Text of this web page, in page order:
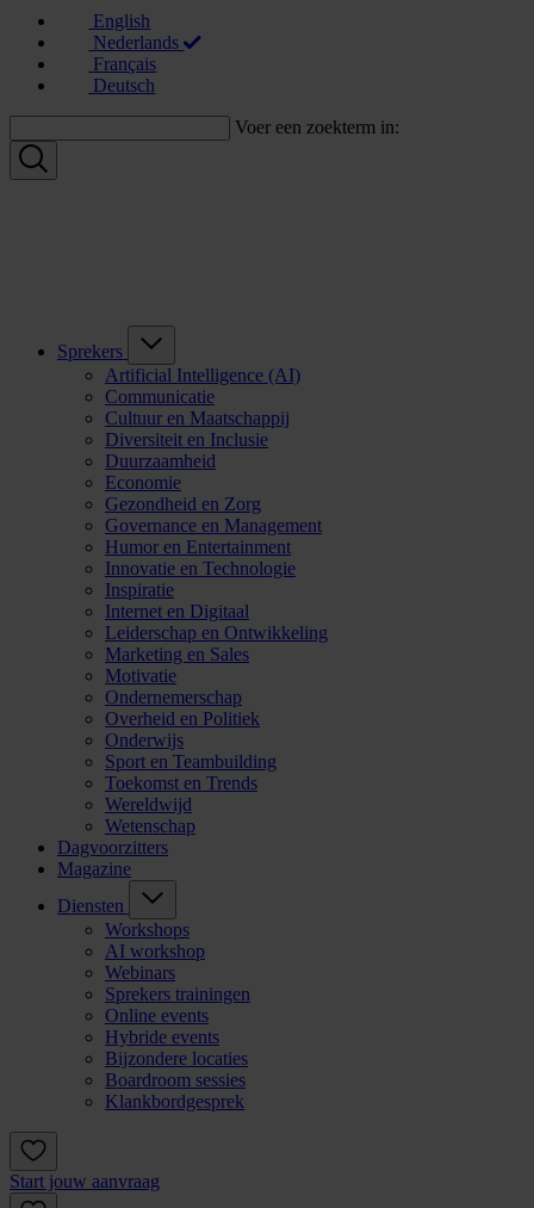
English
Nederlands
Français
Deutsch
Voer een zoekterm in:
Sprekers
Artificial Intelligence (AI)
Communicatie
Cultuur en Maatschappij
Diversiteit en Inclusie
Duurzaamheid
Economie
Gezondheid en Zorg
Governance en Management
Humor en Entertainment
Innovatie en Technologie
Inspiratie
Internet en Digitaal
Leiderschap en Ontwikkeling
Marketing en Sales
Motivatie
Ondernemerschap
Overheid en Politiek
Onderwijs
Sport en Teambuilding
Toekomst en Trends
Wereldwijd
Wetenschap
Dagvoorzitters
Magazine
Diensten
Workshops
AI workshop
Webinars
Sprekers trainingen
Online events
Hybride events
Bijzondere locaties
Boardroom sessies
Klankbordgesprek
Start jouw aanvraag